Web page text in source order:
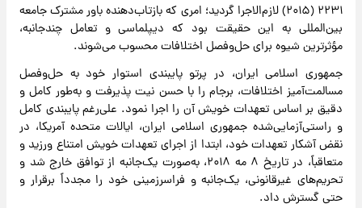
۲۲۳۱ (۲۰۱۵) لازم‌الاجرا گردید؛ امری که بازتاب‌دهنده باور مشترک جامعه
بین‌المللی به این حقیقت بود که دیپلماسی و تعامل چندجانبه،
مؤثرترین شیوه برای حل‌وفصل اختلافات محسوب می‌شوند.
جمهوری اسلامی ایران، در پرتو پایبندی استوار خود به حل‌وفصل
مسالمت‌آمیز اختلافات، برجام را با حسن نیت پذیرفت و به‌طور کامل و
دقیق بر اساس تعهدات خویش آن را اجرا نمود. علی‌رغم پایبندی کامل
و راستی‌آزمایی‌شده جمهوری اسلامی ایران، ایالات متحده آمریکا، در
نقض آشکار تعهدات خود، ابتدا از اجرای تعهدات خویش امتناع ورزید و
متعاقباً، در تاریخ ۸ مه ۲۰۱۸، به‌صورت یک‌جانبه از توافق خارج شد و
تحریم‌های غیرقانونی، یک‌جانبه و فراسرزمینی خود را مجدداً برقرار و
حتی گسترش داد.